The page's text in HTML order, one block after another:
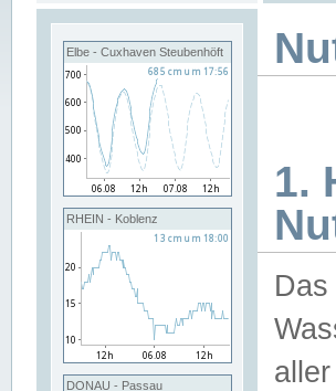
Elbe - Cuxhaven Steubenhöft
RHEIN - Koblenz
DONAU - Passau
1.